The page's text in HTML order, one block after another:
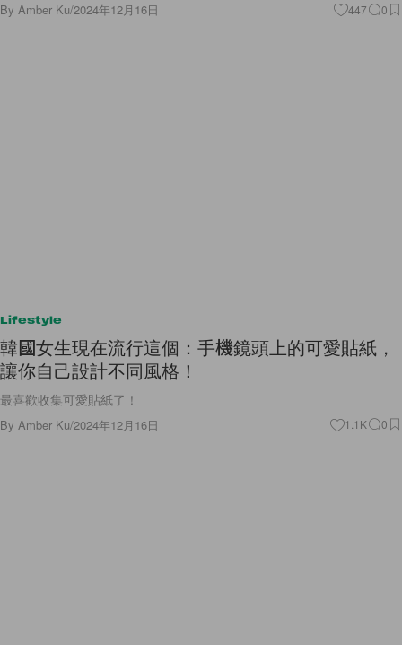
By Amber Ku/2024年12月16日 447 0
Lifestyle
韓國女生現在流行這個：手機鏡頭上的可愛貼紙，
讓你自己設計不同風格！
最喜歡收集可愛貼紙了！
By Amber Ku/2024年12月16日 1.1K 0